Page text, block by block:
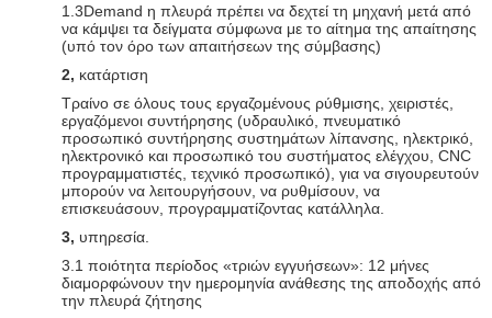
1.3Demand η πλευρά πρέπει να δεχτεί τη μηχανή μετά από
να κάμψει τα δείγματα σύμφωνα με το αίτημα της απαίτησης
(υπό τον όρο των απαιτήσεων της σύμβασης)
2, κατάρτιση
Τραίνο σε όλους τους εργαζομένους ρύθμισης, χειριστές,
εργαζόμενοι συντήρησης (υδραυλικό, πνευματικό
προσωπικό συντήρησης συστημάτων λίπανσης, ηλεκτρικό,
ηλεκτρονικό και προσωπικό του συστήματος ελέγχου, CNC
προγραμματιστές, τεχνικό προσωπικό), για να σιγουρευτούν
μπορούν να λειτουργήσουν, να ρυθμίσουν, να
επισκευάσουν, προγραμματίζοντας κατάλληλα.
3, υπηρεσία.
3.1 ποιότητα περίοδος «τριών εγγυήσεων»: 12 μήνες
διαμορφώνουν την ημερομηνία ανάθεσης της αποδοχής από
την πλευρά ζήτησης